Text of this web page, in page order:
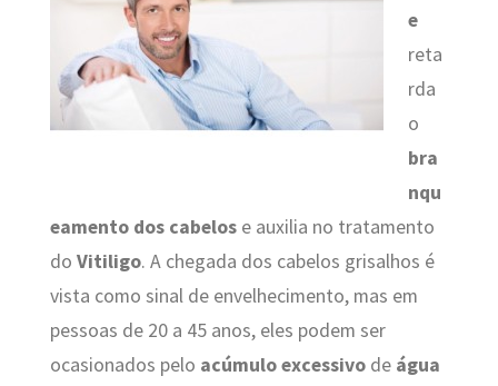
e
reta
rda
o
bra
nqu
eamento dos cabelose auxilia no tratamento
do Vitiligo. A chegada dos cabelos grisalhos é
vista como sinal de envelhecimento, mas em
pessoas de 20 a 45 anos, eles podem ser
ocasionados pelo acúmulo excessivode água